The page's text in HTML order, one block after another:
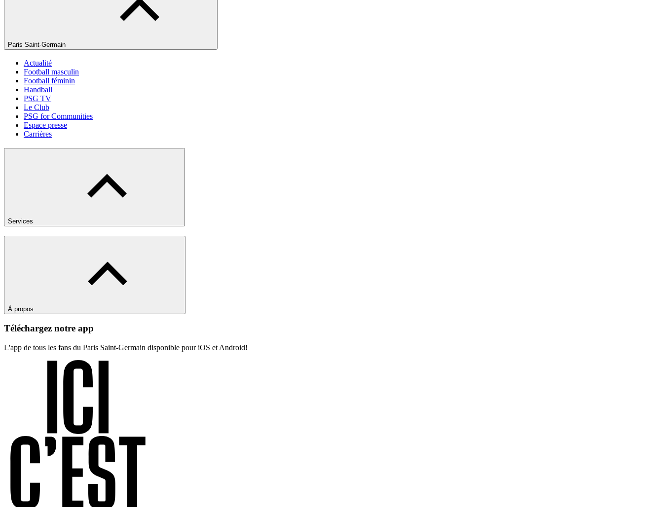
Paris Saint-Germain
Actualité
Football masculin
Football féminin
Handball
PSG TV
Le Club
PSG for Communities
Espace presse
Carrières
Services
À propos
Téléchargez notre app
L'app de tous les fans du Paris Saint-Germain disponible pour iOS et Android!